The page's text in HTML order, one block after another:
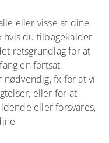
eller visse af dine
hvis du tilbagekalder
retsgrundlag for at
en fortsat
fx for at vi
eller for at
eller forsvares,